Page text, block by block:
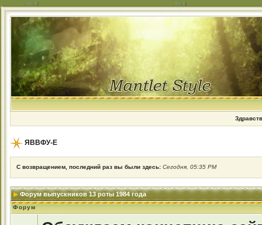
ЯВВФУ-Е
С возвращением, последний раз вы были здесь: Сегодня, 05:35 PM
Форум выпускников 13 роты 1984 года
Форум